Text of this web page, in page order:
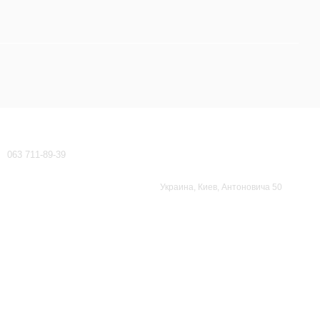
063 711-89-39
Украина, Киев, Антоновича 50